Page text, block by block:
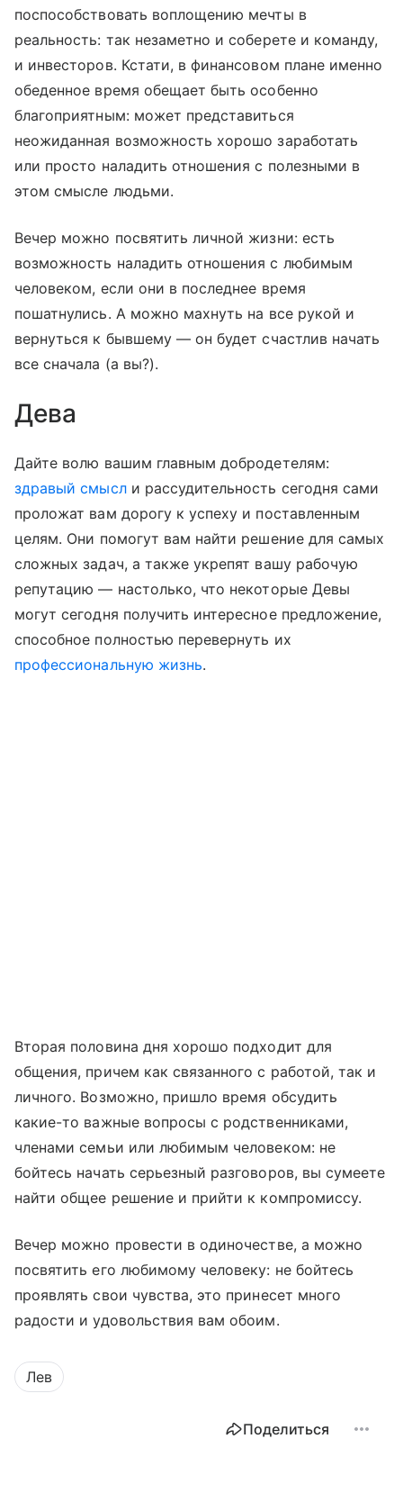
поспособствовать воплощению мечты в
реальность: так незаметно и соберете и команду,
и инвесторов. Кстати, в финансовом плане именно
обеденное время обещает быть особенно
благоприятным: может представиться
неожиданная возможность хорошо заработать
или просто наладить отношения с полезными в
этом смысле людьми.
Вечер можно посвятить личной жизни: есть
возможность наладить отношения с любимым
человеком, если они в последнее время
пошатнулись. А можно махнуть на все рукой и
вернуться к бывшему — он будет счастлив начать
все сначала (а вы?).
Дева
Дайте волю вашим главным добродетелям:
здравый смысли рассудительность сегодня сами
проложат вам дорогу к успеху и поставленным
целям. Они помогут вам найти решение для самых
сложных задач, а также укрепят вашу рабочую
репутацию — настолько, что некоторые Девы
могут сегодня получить интересное предложение,
способное полностью перевернуть их
профессиональную жизнь.
Вторая половина дня хорошо подходит для
общения, причем как связанного с работой, так и
личного. Возможно, пришло время обсудить
какие-то важные вопросы с родственниками,
членами семьи или любимым человеком: не
бойтесь начать серьезный разговоров, вы сумеете
найти общее решение и прийти к компромиссу.
Вечер можно провести в одиночестве, а можно
посвятить его любимому человеку: не бойтесь
проявлять свои чувства, это принесет много
радости и удовольствия вам обоим.
Лев
Поделиться